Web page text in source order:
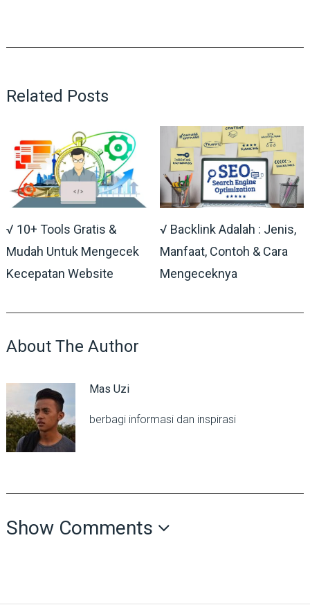
Related Posts
√ 10+ Tools Gratis &
Mudah Untuk Mengecek
Kecepatan Website
√ Backlink Adalah : Jenis,
Manfaat, Contoh & Cara
Mengeceknya
About The Author
Mas Uzi
berbagi informasi dan inspirasi
Show Comments